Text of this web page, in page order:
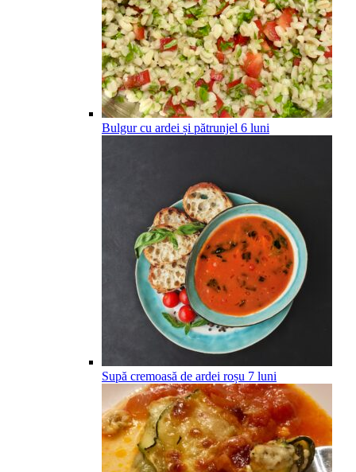
Bulgur cu ardei și pătrunjel 6 luni
Supă cremoasă de ardei roșu 7 luni